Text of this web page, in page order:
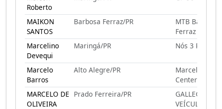
Roberto
MAIKON
SANTOS
Barbosa Ferraz/PR
MTB Barbosa
Ferraz
Marcelino
Devequi
Maringá/PR Nós 3 Pebas
Marcelo
Barros
Alto Alegre/PR
Marcelo Bike
Center
MARCELO DE
OLIVEIRA
Prado Ferreira/PR
GALLEGO
VEÍCULOS